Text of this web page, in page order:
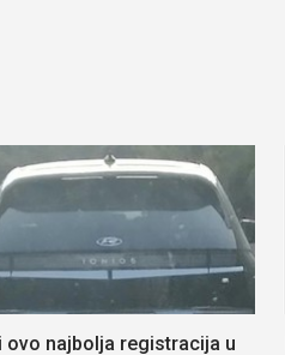
ovo najbolja registracija u